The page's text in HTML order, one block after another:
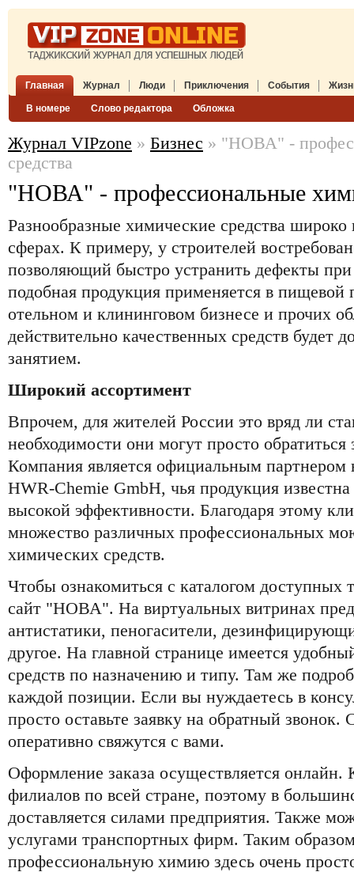
Главная Журнал
В номере Слово редактора Обложка
Люди Приключения События
Журнал VIPzone » Бизнес » "НОВА" -
средства
"НОВА" - профессиональные
Разнообразные химические средства
сферах. К примеру, у строителей
позволяющий быстро устранить дефекты
подобная продукция применяется в
отельном и клининговом бизнесе и прочих
действительно качественных средств будет
занятием.
Широкий ассортимент
Впрочем, для жителей России это вряд ли
необходимости они могут просто
Компания является официальным партнером
HWR-Chemie GmbH, чья продукция
высокой эффективности. Благодаря этому
множество различных профессиональных
химических средств.
Чтобы ознакомиться с каталогом доступных
сайт "НОВА". На виртуальных витринах
антистатики, пеногасители,
другое. На главной странице имеется
средств по назначению и типу. Там же
каждой позиции. Если вы нуждаетесь в
просто оставьте заявку на обратный
оперативно свяжутся с вами.
Оформление заказа осуществляется онлайн.
филиалов по всей стране, поэтому в
доставляется силами предприятия. Также
услугами транспортных фирм. Таким
профессиональную химию здесь очень